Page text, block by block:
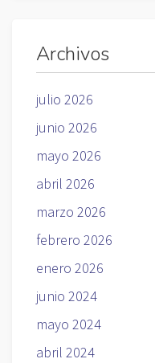
Archivos
julio 2026
junio 2026
mayo 2026
abril 2026
marzo 2026
febrero 2026
enero 2026
junio 2024
mayo 2024
abril 2024